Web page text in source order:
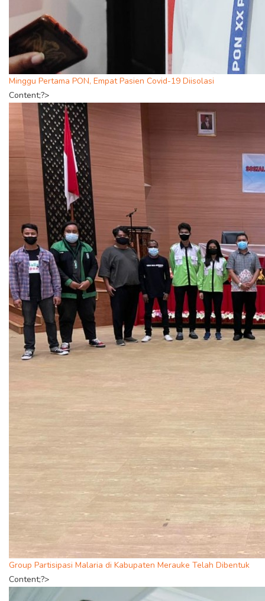
Minggu Pertama PON, Empat Pasien Covid-19 Diisolasi
Content;?>
Group Partisipasi Malaria di Kabupaten Merauke Telah Dibentuk
Content;?>